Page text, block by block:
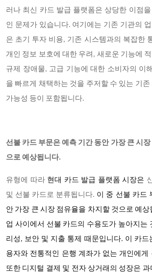
러나 최신 카드 발급 플랫폼은 상당한 이점
인 문제가 있습니다. 여기에는 기존 기관의
은 초기 투자 비용, 기존 시스템과의 복잡한
개인 정보 보호에 대한 우려, 새로운 기능에
규제 장애물, 고급 기능에 대한 소비자의 이
을 빠르게 채택하는 것을 주저할 수 있는 기
가능성 등이 포함됩니다.
선불 카드 부문은 예측 기간 동안 가장 큰 시
으로 예상됩니다.
유형에 따라현대 카드 발급 플랫폼 시장은
및 선불 카드로 분류됩니다. 이 중 선불 카드
안 가장 큰 시장 점유율을 차지할 것으로 예상
업 사이에서 선불 카드의 수용도가 높아지는
리성, 보안 및 지출 통제 때문입니다. 이 카드
용자와 전통적인 은행 계좌가 없는 개인에게
또한 디지털 결제 및 전자 상거래의 성장은